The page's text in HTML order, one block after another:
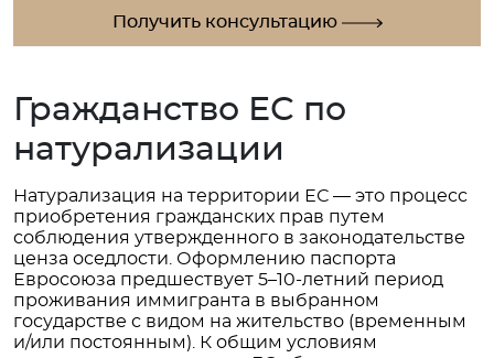
Получить консультацию
Гражданство ЕС по
натурализации
Натурализация на территории ЕС — это процесс
приобретения гражданских прав путем
соблюдения утвержденного в законодательстве
ценза оседлости. Оформлению паспорта
Евросоюза предшествует 5–10-летний период
проживания иммигранта в выбранном
государстве с видом на жительство (временным
и/или постоянным). К общим условиям